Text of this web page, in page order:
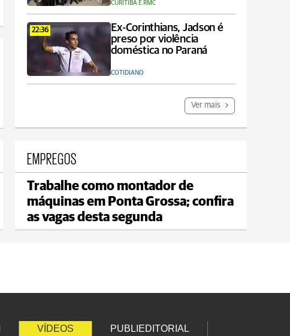
CURITIBA E RMC
22:36
Ex-Corinthians, Jadson é
preso por violência
doméstica no Paraná
COTIDIANO
Ver mais
Carambeí
max 20°C min 18°C
EMPREGOS
Trabalhe como montador de
máquinas em Ponta Grossa; confira
as vagas desta segunda
VÍDEOS PUBLIEDITORIAL